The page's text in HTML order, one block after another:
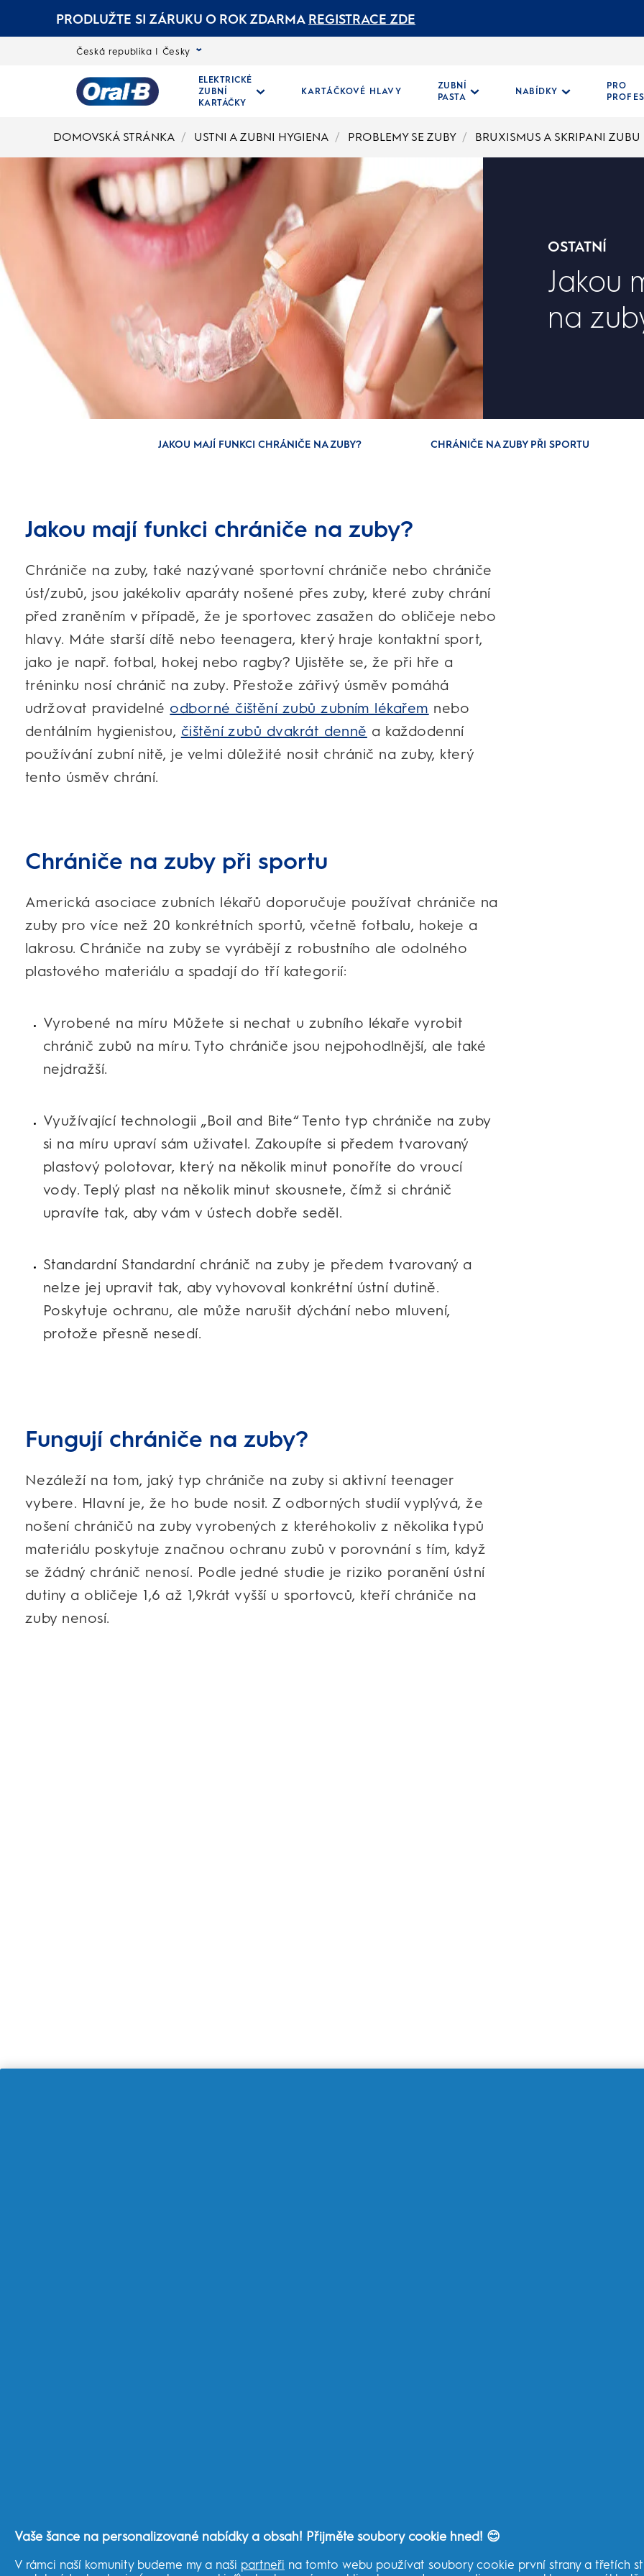
PRODLUŽTE SI ZÁRUKU O ROK ZDARMA REGISTRACE ZDE
Česká republika | Česky
Oral-
B
Domovská
stránka
ELEKTRICKÉ
ZUBNÍ
KARTÁČKY
KARTÁČKOVÉ HLAVY
ZUBNÍ
PASTA
NABÍDKY
PRO
DOMOVSKÁ STRÁNKA USTNI A ZUBNI HYGIENA PROBLEMY SE ZUBY BRUXISMUS A SKRIPANI ZUBU
OSTATNÍ
Jakou
na
JAKOU MAJÍ FUNKCI CHRÁNIČE NA ZUBY? CHRÁNIČE NA ZUBY PŘI SPORTU
Jakou mají funkci chrániče na zuby?
Chrániče na zuby, také nazývané sportovní chrániče nebo chrániče
úst/zubů, jsou jakékoliv aparáty nošené přes zuby, které zuby chrání
před zraněním v případě, že je sportovec zasažen do obličeje nebo
hlavy. Máte starší dítě nebo teenagera, který hraje kontaktní sport,
jako je např. fotbal, hokej nebo ragby? Ujistěte se, že při hře a
tréninku nosí chránič na zuby. Přestože zářivý úsměv pomáhá
udržovat pravidelné odborné čištění zubů zubním lékařem nebo
dentálním hygienistou, čištění zubů dvakrát denně a každodenní
používání zubní nitě, je velmi důležité nosit chránič na zuby, který
tento úsměv chrání.
Chrániče na zuby při sportu
Americká asociace zubních lékařů doporučuje používat chrániče na
zuby pro více než 20 konkrétních sportů, včetně fotbalu, hokeje a
lakrosu. Chrániče na zuby se vyrábějí z robustního ale odolného
plastového materiálu a spadají do tří kategorií:
Vyrobené na míru Můžete si nechat u zubního lékaře vyrobit
chránič zubů na míru. Tyto chrániče jsou nejpohodlnější, ale také
nejdražší.
Využívající technologii „Boil and Bite“ Tento typ chrániče na zuby
si na míru upraví sám uživatel. Zakoupíte si předem tvarovaný
plastový polotovar, který na několik minut ponoříte do vroucí
vody. Teplý plast na několik minut skousnete, čímž si chránič
upravíte tak, aby vám v ústech dobře seděl.
Standardní Standardní chránič na zuby je předem tvarovaný a
nelze jej upravit tak, aby vyhovoval konkrétní ústní dutině.
Poskytuje ochranu, ale může narušit dýchání nebo mluvení,
protože přesně nesedí.
Fungují chrániče na zuby?
Nezáleží na tom, jaký typ chrániče na zuby si aktivní teenager
vybere. Hlavní je, že ho bude nosit. Z odborných studií vyplývá, že
nošení chráničů na zuby vyrobených z kteréhokoliv z několika typů
materiálu poskytuje značnou ochranu zubů v porovnání s tím, když
se žádný chránič nenosí. Podle jedné studie je riziko poranění ústní
dutiny a obličeje 1,6 až 1,9krát vyšší u sportovců, kteří chrániče na
zuby nenosí.
Jak se zbavit zápachu z úst a
Vaše šance na personalizované nabídky a obsah! Přijměte soubory cookie hned! 😊
V rámci naší komunity budeme my a naši partneři na tomto webu používat soubory cookie první strany a třetích